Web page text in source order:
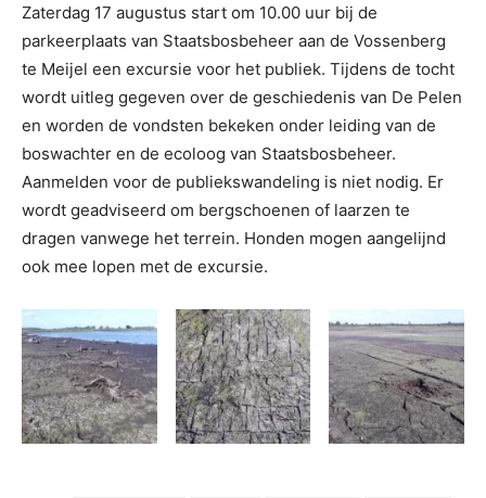
Zaterdag 17 augustus start om 10.00 uur bij de
parkeerplaats van Staatsbosbeheer aan de Vossenberg
te Meijel een excursie voor het publiek. Tijdens de tocht
wordt uitleg gegeven over de geschiedenis van De Pelen
en worden de vondsten bekeken onder leiding van de
boswachter en de ecoloog van Staatsbosbeheer.
Aanmelden voor de publiekswandeling is niet nodig. Er
wordt geadviseerd om bergschoenen of laarzen te
dragen vanwege het terrein. Honden mogen aangelijnd
ook mee lopen met de excursie.